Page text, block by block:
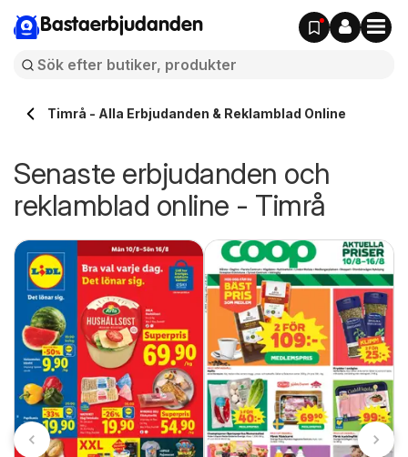
Bastaerbjudanden
Timrå - Alla Erbjudanden & Reklamblad Online
Senaste erbjudanden och
reklamblad online - Timrå